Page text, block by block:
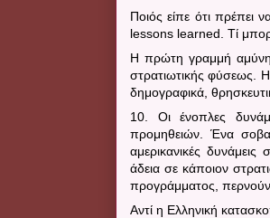
Ποιός είπε ότι πρέπει
lessons learned . Τί
Η πρώτη γραμμή
στρατιωτικής φύσεως. Η
δημογραφικά,
10. Οι ένοπλες
προμηθειών. Ένα
αμερικανικές
άδεια σε κάποιον
προγράμματος, περνούν
Αντί η Ελληνική